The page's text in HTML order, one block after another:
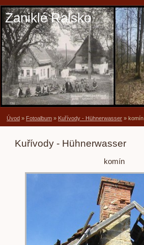
Zaniklé Ralsko
Úvod » Fotoalbum » Kuřívody - Hühnerwasser » komín
Kuřívody - Hühnerwasser
komín